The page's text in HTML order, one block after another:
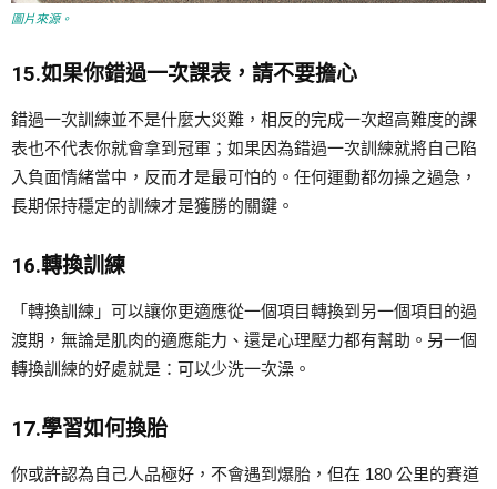
圖片來源。
15.如果你錯過一次課表，請不要擔心
錯過一次訓練並不是什麼大災難，相反的完成一次超高難度的課
表也不代表你就會拿到冠軍；如果因為錯過一次訓練就將自己陷
入負面情緒當中，反而才是最可怕的。任何運動都勿操之過急，
長期保持穩定的訓練才是獲勝的關鍵。
16.轉換訓練
「轉換訓練」可以讓你更適應從一個項目轉換到另一個項目的過
渡期，無論是肌肉的適應能力、還是心理壓力都有幫助。另一個
轉換訓練的好處就是：可以少洗一次澡。
17.學習如何換胎
你或許認為自己人品極好，不會遇到爆胎，但在 180 公里的賽道